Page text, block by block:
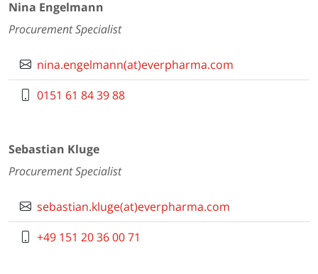
Nina Engelmann
Procurement Specialist
nina.engelmann(at)everpharma.com
0151 61 84 39 88
Sebastian Kluge
Procurement Specialist
sebastian.kluge(at)everpharma.com
+49 151 20 36 00 71